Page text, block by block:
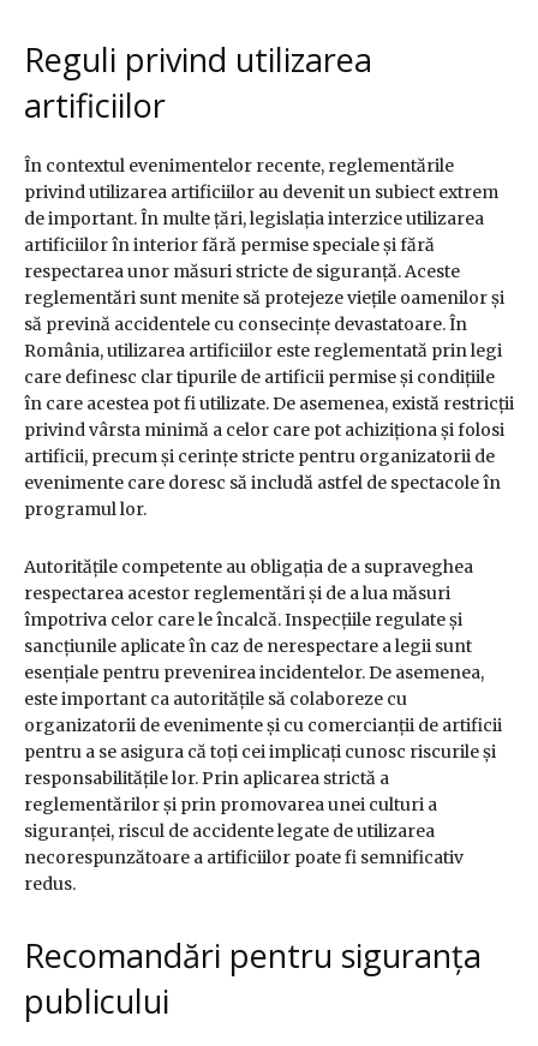
Reguli privind utilizarea
artificiilor
În contextul evenimentelor recente, reglementările
privind utilizarea artificiilor au devenit un subiect extrem
de important. În multe țări, legislația interzice utilizarea
artificiilor în interior fără permise speciale și fără
respectarea unor măsuri stricte de siguranță. Aceste
reglementări sunt menite să protejeze viețile oamenilor și
să prevină accidentele cu consecințe devastatoare. În
România, utilizarea artificiilor este reglementată prin legi
care definesc clar tipurile de artificii permise și condițiile
în care acestea pot fi utilizate. De asemenea, există restricții
privind vârsta minimă a celor care pot achiziționa și folosi
artificii, precum și cerințe stricte pentru organizatorii de
evenimente care doresc să includă astfel de spectacole în
programul lor.
Autoritățile competente au obligația de a supraveghea
respectarea acestor reglementări și de a lua măsuri
împotriva celor care le încalcă. Inspecțiile regulate și
sancțiunile aplicate în caz de nerespectare a legii sunt
esențiale pentru prevenirea incidentelor. De asemenea,
este important ca autoritățile să colaboreze cu
organizatorii de evenimente și cu comercianții de artificii
pentru a se asigura că toți cei implicați cunosc riscurile și
responsabilitățile lor. Prin aplicarea strictă a
reglementărilor și prin promovarea unei culturi a
siguranței, riscul de accidente legate de utilizarea
necorespunzătoare a artificiilor poate fi semnificativ
redus.
Recomandări pentru siguranța
publicului